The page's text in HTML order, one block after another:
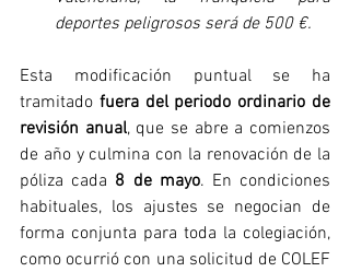
deportes peligrosos será de 500 €.
Esta modificación puntual se ha
tramitado fuera del periodo ordinario de
revisión anual, que se abre a comienzos
de año y culmina con la renovación de la
póliza cada 8 de mayo. En condiciones
habituales, los ajustes se negocian de
forma conjunta para toda la colegiación,
como ocurrió con una solicitud de COLEF